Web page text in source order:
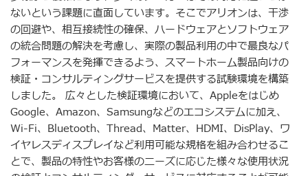
ないという課題に直面しています。そこでアリオンは、干渉
の回避や、相互接続性の確保、ハードウェアとソフトウェア
の統合問題の解決を考慮し、実際の製品利用の中で最良なパ
フォーマンスを発揮できるよう、スマートホーム製品向けの
検証・コンサルティングサービスを提供する試験環境を構築
しました。 広々とした検証環境において、Appleをはじめ
Google、Amazon、Samsungなどのエコシステムに加え、
Wi-Fi、Bluetooth、Thread、Matter、HDMI、DisPlay、ワ
イヤレスディスプレイなど利用可能な規格を組み合わせるこ
とで、製品の特性やお客様のニーズに応じた様々な使用状況